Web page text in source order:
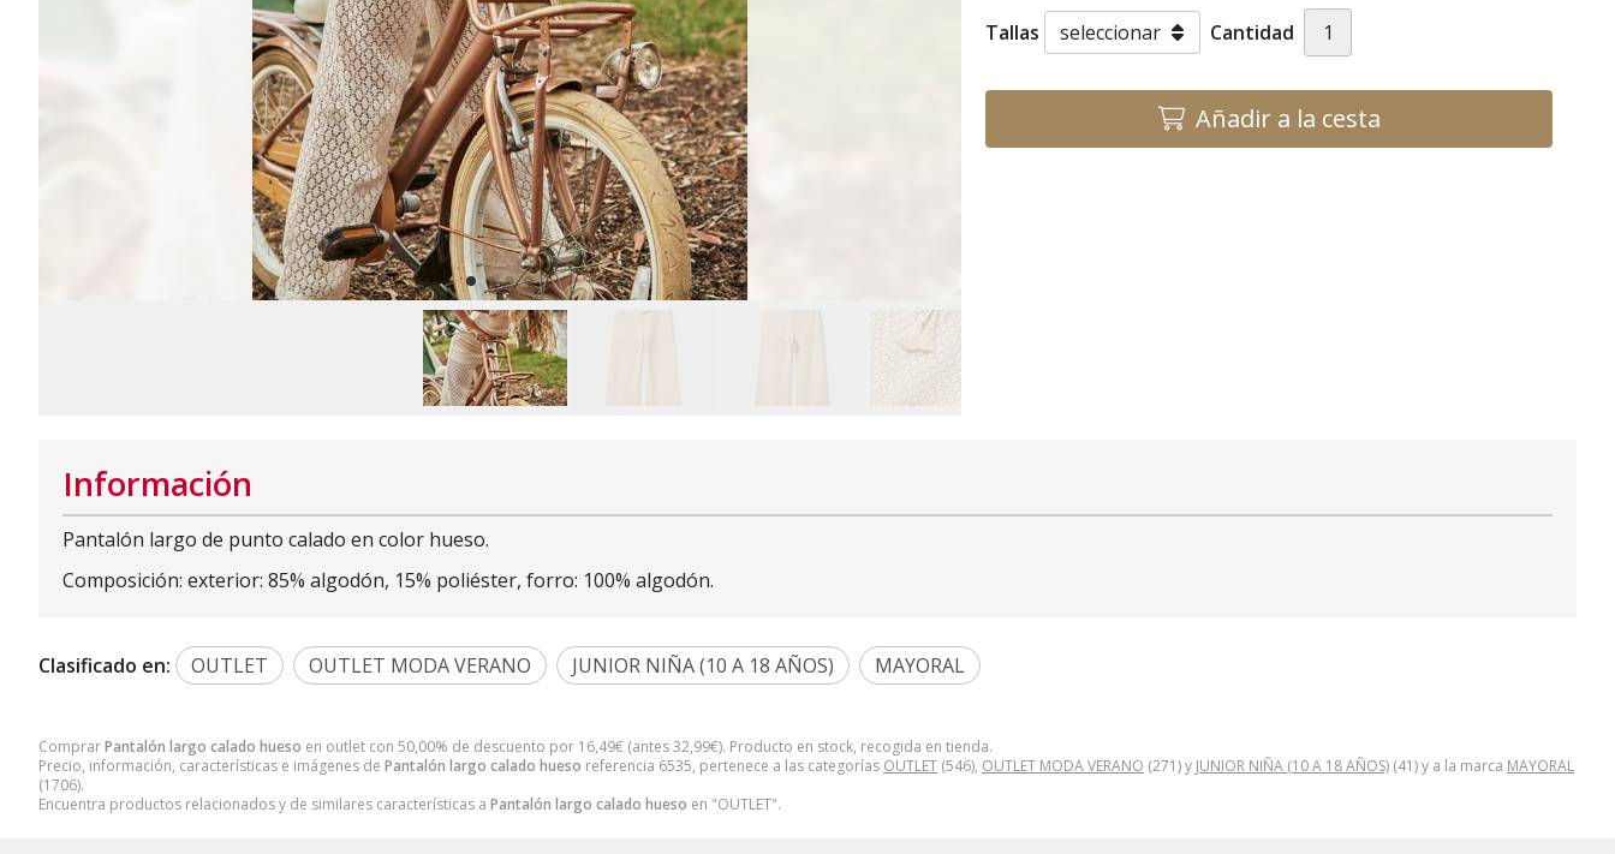
Tallas
Cantidad
Añadir a la cesta
ComprarPantalón largo calado hueso en outlet con 50,00% de descuento por 16,49€ (antes32,99€). Producto en stock, recogida en tienda.
Precio, información, características e imágenes de Pantalón largo calado hueso referencia 6535, pertenece a las categorías OUTLET (546), OUTLET MODA VERANO (271) y JUNIOR NIÑA (10 A 18 AÑOS) (41) y a la marca MAYORAL
(1706).
Encuentra productos relacionados y de similares características a Pantalón largo calado hueso en "OUTLET".
Información
Pantalón largo de punto calado en color hueso.
Composición: exterior: 85% algodón, 15% poliéster, forro: 100% algodón.
Clasificado en: OUTLET OUTLET MODA VERANO JUNIOR NIÑA (10 A 18 AÑOS) MAYORAL